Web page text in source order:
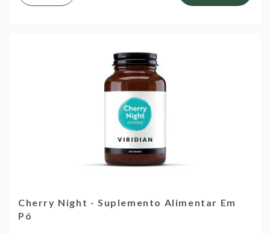
Cherry Night - Suplemento Alimentar Em
Pó